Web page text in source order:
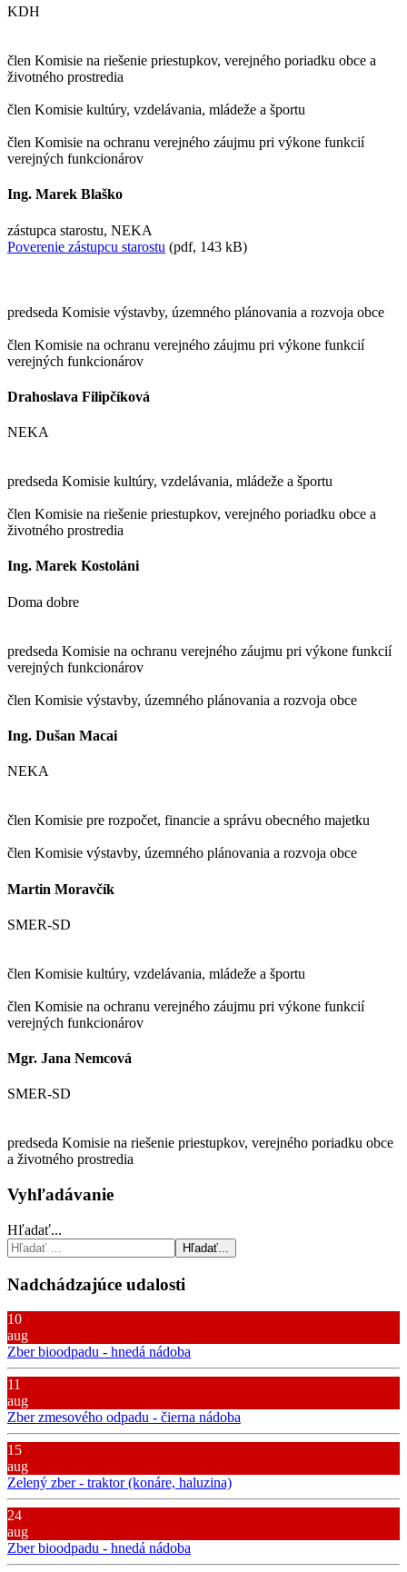
KDH
člen Komisie na riešenie priestupkov, verejného poriadku obce a
životného prostredia
člen Komisie kultúry, vzdelávania, mládeže a športu
člen Komisie na ochranu verejného záujmu pri výkone funkcií
verejných funkcionárov
Ing. Marek Blaško
zástupca starostu, NEKA
Poverenie zástupcu starostu (pdf, 143 kB)
predseda Komisie výstavby, územného plánovania a rozvoja obce
člen Komisie na ochranu verejného záujmu pri výkone funkcií
verejných funkcionárov
Drahoslava Filipčíková
NEKA
predseda Komisie kultúry, vzdelávania, mládeže a športu
člen Komisie na riešenie priestupkov, verejného poriadku obce a
životného prostredia
Ing. Marek Kostoláni
Doma dobre
predseda Komisie na ochranu verejného záujmu pri výkone funkcií
verejných funkcionárov
člen Komisie výstavby, územného plánovania a rozvoja obce
Ing. Dušan Macai
NEKA
člen Komisie pre rozpočet, financie a správu obecného majetku
člen Komisie výstavby, územného plánovania a rozvoja obce
Martin Moravčík
SMER-SD
člen Komisie kultúry, vzdelávania, mládeže a športu
člen Komisie na ochranu verejného záujmu pri výkone funkcií
verejných funkcionárov
Mgr. Jana Nemcová
SMER-SD
predseda Komisie na riešenie priestupkov, verejného poriadku obce
a životného prostredia
Vyhľadávanie
Hľadať...
Hľadať...
Nadchádzajúce udalosti
10
aug
Zber bioodpadu - hnedá nádoba
11
aug
Zber zmesového odpadu - čierna nádoba
15
aug
Zelený zber - traktor (konáre, haluzina)
24
aug
Zber bioodpadu - hnedá nádoba